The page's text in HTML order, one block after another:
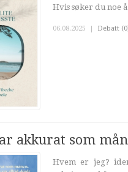
Hvis søker du noe
06.08.2025 | Debatt
akkurat som
Hvem er jeg?